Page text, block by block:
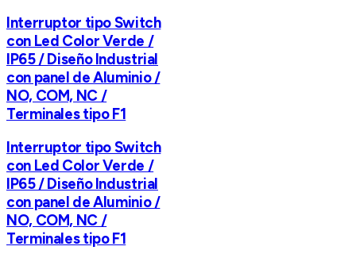
Interruptor tipo Switch
con Led Color Verde /
IP65 / Diseño Industrial
con panel de Aluminio /
NO, COM, NC /
Terminales tipo F1
Interruptor tipo Switch
con Led Color Verde /
IP65 / Diseño Industrial
con panel de Aluminio /
NO, COM, NC /
Terminales tipo F1